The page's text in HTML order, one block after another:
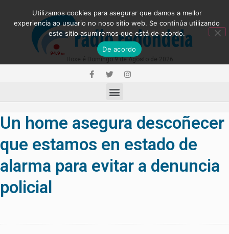
Un home asegura descoñecer
que estamos en estado de
alarma para evitar a denuncia
policial
Utilizamos cookies para asegurar que damos a mellor
experiencia ao usuario no noso sitio web. Se continúa utilizando
este sitio asumiremos que está de acordo.
De acordo